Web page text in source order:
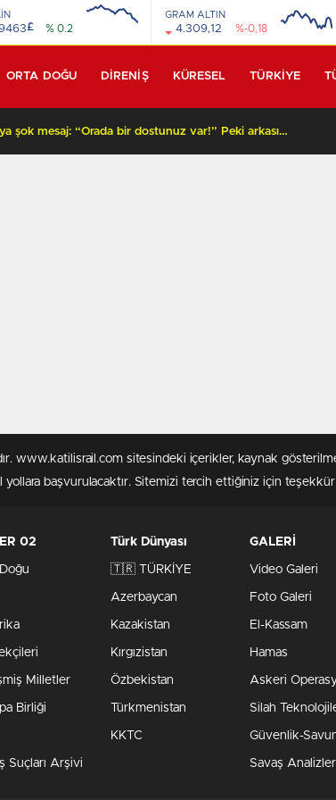
£ % 0.2
GRAM ALTIN
4.309,12 %-0,18
ORTA DOĞU DİRENİŞ KÜRESEL TÜRKİYE
Beyaz Saray’dan Orta Asya’ya şok mesaj: “Orada bir dostunuz var!” Peki arkasında ne var?
www.katilisrail.com sitesindeki içerikler, kaynak
yollara başvurulacaktır. Sitemizi tercih ettiğiniz için
02
Milletler
Birliği
Suçları Arşivi
Türk Dünyası
🇹🇷 TÜRKİYE
Azerbaycan
Kazakistan
Kırgızistan
Özbekistan
Türkmenistan
KKTC
GALERİ
Video Galeri
Foto Galeri
El-Kassam
Hamas
Askeri
Silah
Güvenlik-
Savaş